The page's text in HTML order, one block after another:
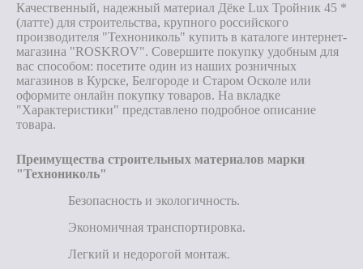
Качественный, надежный материал Дёке Lux Тройник 45 *
(латте) для строительства, крупного российского
производителя "Технониколь" купить в каталоге интернет-
магазина "ROSKROV". Совершите покупку удобным для
вас способом: посетите один из наших розничных
магазинов в Курске, Белгороде и Старом Осколе или
оформите онлайн покупку товаров. На вкладке
"Характеристики" представлено подробное описание
товара.
Преимущества строительных материалов марки
"Технониколь"
Безопасность и экологичность.
Экономичная транспортировка.
Легкий и недорогой монтаж.